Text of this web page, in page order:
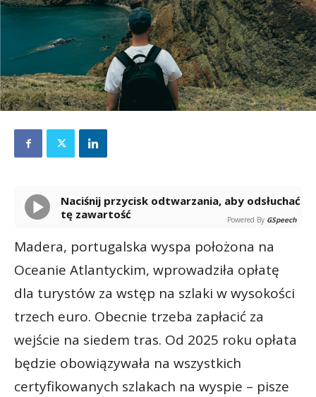
Naciśnij przycisk odtwarzania, aby odsłuchać
tę zawartość
Powered By GSpeech
Madera, portugalska wyspa położona na
Oceanie Atlantyckim, wprowadziła opłatę
dla turystów za wstęp na szlaki w wysokości
trzech euro. Obecnie trzeba zapłacić za
wejście na siedem tras. Od 2025 roku opłata
będzie obowiązywała na wszystkich
certyfikowanych szlakach na wyspie – pisze